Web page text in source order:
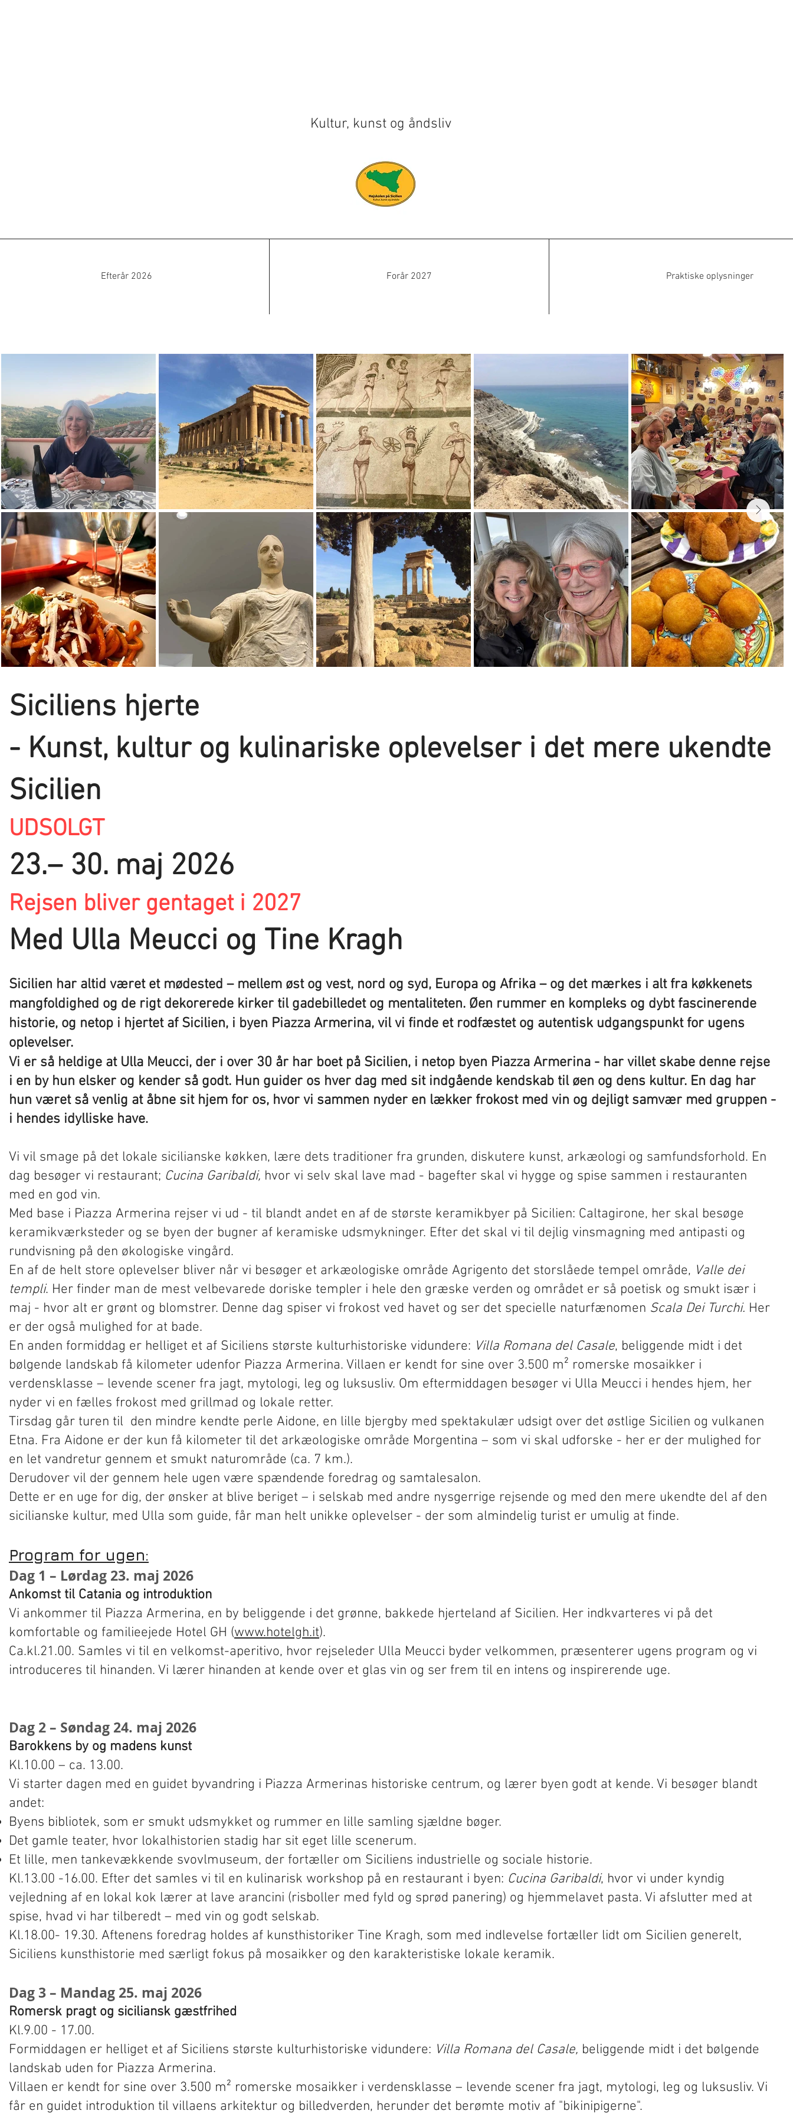
Kultur, kunst og åndsliv
Efterår 2026 Forår 2027 Praktiske oplysninger
Siciliens hjerte
- Kunst, kultur og kulinariske oplevelser i det mere ukendte
Sicilien
UDSOLGT
23.– 30. maj 2026
Rejsen bliver gentaget i 2027
Med Ulla Meucci og Tine Kragh
Sicilien har altid været et mødested – mellem øst og vest, nord og syd, Europa og Afrika – og det mærkes i alt fra køkkenets
mangfoldighed og de rigt dekorerede kirker til gadebilledet og mentaliteten. Øen rummer en kompleks og dybt fascinerende
historie, og netop i hjertet af Sicilien, i byen Piazza Armerina, vil vi finde et rodfæstet og autentisk udgangspunkt for ugens
oplevelser.
Vi er så heldige at Ulla Meucci, der i over 30 år har boet på Sicilien, i netop byen Piazza Armerina - har villet skabe denne rejse
i en by hun elsker og kender så godt. Hun guider os hver dag med sit indgående kendskab til øen og dens kultur. En dag har
hun været så venlig at åbne sit hjem for os, hvor vi sammen nyder en lækker frokost med vin og dejligt samvær med gruppen -
i hendes idylliske have.
Vi vil smage på det lokale sicilianske køkken, lære dets traditioner fra grunden, diskutere kunst, arkæologi og samfundsforhold. En
dag besøger vi restaurant; Cucina Garibaldi, hvor vi selv skal lave mad - bagefter skal vi hygge og spise sammen i restauranten
med en god vin.
Med base i Piazza Armerina rejser vi ud - til blandt andet en af de største keramikbyer på Sicilien: Caltagirone, her skal besøge
keramikværksteder og se byen der bugner af keramiske udsmykninger. Efter det skal vi til dejlig vinsmagning med antipasti og
rundvisning på den økologiske vingård.
En af de helt store oplevelser bliver når vi besøger et arkæologiske område Agrigento det storslåede tempel område, Valle dei
templi. Her finder man de mest velbevarede doriske templer i hele den græske verden og området er så poetisk og smukt især i
maj - hvor alt er grønt og blomstrer. Denne dag spiser vi frokost ved havet og ser det specielle naturfænomen Scala Dei Turchi. Her
er der også mulighed for at bade.
En anden formiddag er helliget et af Siciliens største kulturhistoriske vidundere: Villa Romana del Casale, beliggende midt i det
bølgende landskab få kilometer udenfor Piazza Armerina. Villaen er kendt for sine over 3.500 m² romerske mosaikker i
verdensklasse – levende scener fra jagt, mytologi, leg og luksusliv. Om eftermiddagen besøger vi Ulla Meucci i hendes hjem, her
nyder vi en fælles frokost med grillmad og lokale retter.
Tirsdag går turen til den mindre kendte perle Aidone, en lille bjergby med spektakulær udsigt over det østlige Sicilien og vulkanen
Etna. Fra Aidone er der kun få kilometer til det arkæologiske område Morgentina – som vi skal udforske - her er der mulighed for
en let vandretur gennem et smukt naturområde (ca. 7 km.).
Derudover vil der gennem hele ugen være spændende foredrag og samtalesalon.
Dette er en uge for dig, der ønsker at blive beriget – i selskab med andre nysgerrige rejsende og med den mere ukendte del af den
sicilianske kultur, med Ulla som guide, får man helt unikke oplevelser - der som almindelig turist er umulig at finde.
Program for ugen:
Dag 1 – Lørdag 23. maj 2026
Ankomst til Catania og introduktion
Vi ankommer til Piazza Armerina, en by beliggende i det grønne, bakkede hjerteland af Sicilien. Her indkvarteres vi på det
komfortable og familieejede Hotel GH (www.hotelgh.it).
Ca.kl.21.00. Samles vi til en velkomst-aperitivo, hvor rejseleder Ulla Meucci byder velkommen, præsenterer ugens program og vi
introduceres til hinanden. Vi lærer hinanden at kende over et glas vin og ser frem til en intens og inspirerende uge.
Dag 2 – Søndag 24. maj 2026
Barokkens by og madens kunst
Kl.10.00 – ca. 13.00.
Vi starter dagen med en guidet byvandring i Piazza Armerinas historiske centrum, og lærer byen godt at kende. Vi besøger blandt
andet:
Byens bibliotek, som er smukt udsmykket og rummer en lille samling sjældne bøger.
Det gamle teater, hvor lokalhistorien stadig har sit eget lille scenerum.
Et lille, men tankevækkende svovlmuseum, der fortæller om Siciliens industrielle og sociale historie.
Kl.13.00 -16.00. Efter det samles vi til en kulinarisk workshop på en restaurant i byen: Cucina Garibaldi, hvor vi under kyndig
vejledning af en lokal kok lærer at lave arancini (risboller med fyld og sprød panering) og hjemmelavet pasta. Vi afslutter med at
spise, hvad vi har tilberedt – med vin og godt selskab.
Kl.18.00- 19.30. Aftenens foredrag holdes af kunsthistoriker Tine Kragh, som med indlevelse fortæller lidt om Sicilien generelt,
Siciliens kunsthistorie med særligt fokus på mosaikker og den karakteristiske lokale keramik.
Dag 3 – Mandag 25. maj 2026
Romersk pragt og siciliansk gæstfrihed
Kl.9.00 - 17.00.
Formiddagen er helliget et af Siciliens største kulturhistoriske vidundere: Villa Romana del Casale, beliggende midt i det bølgende
landskab uden for Piazza Armerina.
Villaen er kendt for sine over 3.500 m² romerske mosaikker i verdensklasse – levende scener fra jagt, mytologi, leg og luksusliv. Vi
får en guidet introduktion til villaens arkitektur og billedverden, herunder det berømte motiv af "bikinipigerne".